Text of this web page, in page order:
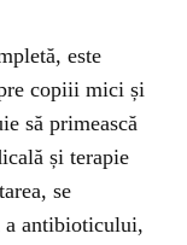
este
copiii mici și
să primească
și terapie
se
a antibioticului,